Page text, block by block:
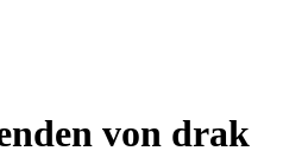
von drak